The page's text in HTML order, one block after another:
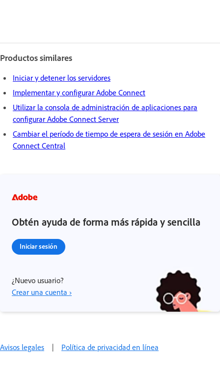
Productos similares
Iniciar y detener los servidores
Implementar y configurar Adobe Connect
Utilizar la consola de administración de aplicaciones para
configurar Adobe Connect Server
Cambiar el período de tiempo de espera de sesión en Adobe
Connect Central
Obtén ayuda de forma más rápida y sencilla
Iniciar sesión
¿Nuevo usuario?
Crear una cuenta ›
Avisos legales | Política de privacidad en línea